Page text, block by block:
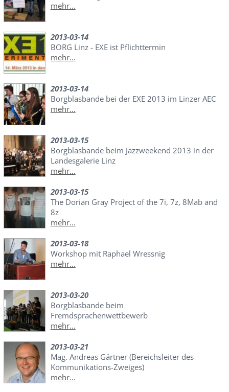
mehr...
2013-03-14
BORG Linz - EXE ist Pflichttermin
mehr...
2013-03-14
Borgblasbande bei der EXE 2013 im Linzer AEC
mehr...
2013-03-15
Borgblasbande beim Jazzweekend 2013 in der
Landesgalerie Linz
mehr...
2013-03-15
The Dorian Gray Project of the 7i, 7z, 8Mab and
8z
mehr...
2013-03-18
Workshop mit Raphael Wressnig
mehr...
2013-03-20
Borgblasbande beim
Fremdsprachenwettbewerb
mehr...
2013-03-21
Mag. Andreas Gärtner (Bereichsleiter des
Kommunikations-Zweiges)
mehr...